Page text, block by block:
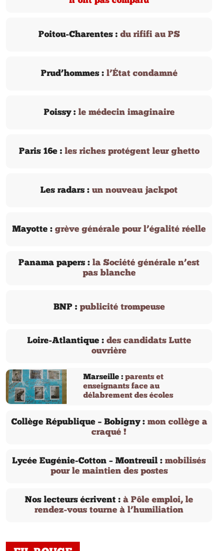
Poitou-Charentes : du rififi au PS
Prud’hommes : l’État condamné
Poissy : le médecin imaginaire
Paris 16e : les riches protégent leur ghetto
Les radars : un nouveau jackpot
Mayotte : grève générale pour l’égalité réelle
Panama papers : la Société générale n’est
pas blanche
BNP : publicité trompeuse
Loire-Atlantique : des candidats Lutte
ouvrière
Marseille : parents et
enseignants face au
délabrement des écoles
Collège République – Bobigny : mon collège a
craqué !
Lycée Eugénie-Cotton – Montreuil : mobilisés
pour le maintien des postes
Nos lecteurs écrivent : à Pôle emploi, le
rendez-vous tourne à l’humiliation